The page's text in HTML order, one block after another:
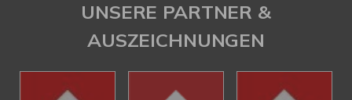
UNSERE PARTNER &
AUSZEICHNUNGEN